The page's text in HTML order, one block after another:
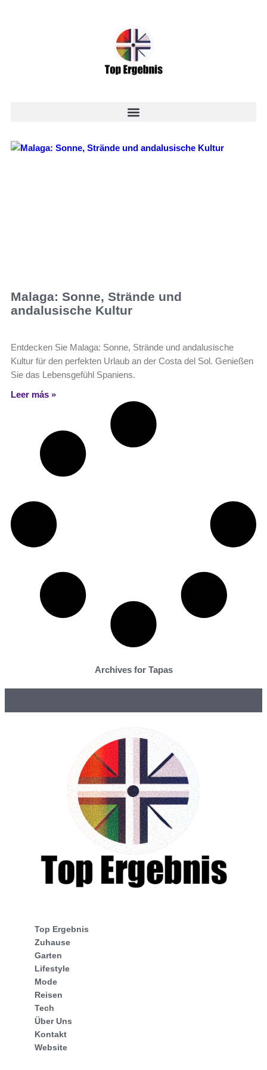
Malaga: Sonne, Strände und
andalusische Kultur
Entdecken Sie Malaga: Sonne, Strände und andalusische
Kultur für den perfekten Urlaub an der Costa del Sol. Genießen
Sie das Lebensgefühl Spaniens.
Leer más »
Archives for Tapas
Top Ergebnis
Zuhause
Garten
Lifestyle
Mode
Reisen
Tech
Über Uns
Kontakt
Website